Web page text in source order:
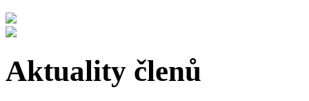
Aktuality členů